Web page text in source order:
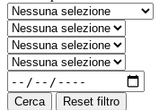
Cerca Reset filtro